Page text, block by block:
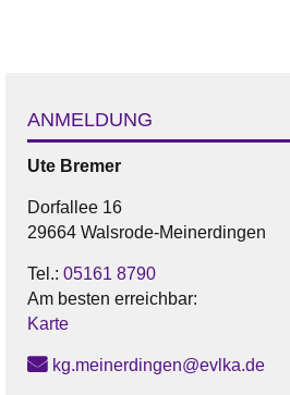
ANMELDUNG
Ute Bremer
Dorfallee 16
29664 Walsrode-Meinerdingen
Tel.: 05161 8790
Am besten erreichbar:
Karte
kg.meinerdingen@evlka.de